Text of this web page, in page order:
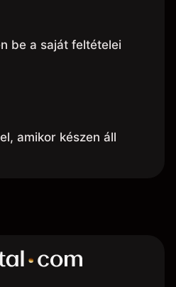
be a saját feltételei
amikor készen áll